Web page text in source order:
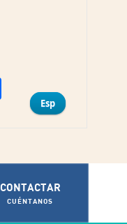
Compartir
Esp
CONTACTAR
CUÉNTANOS